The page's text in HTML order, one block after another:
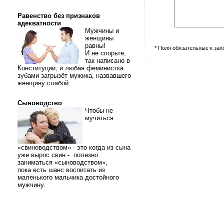
Равенство без признаков
адекватности
Мужчины и
женщины
равны!
И не спорьте,
так написано в
Конституции, и любая феминистка
зубами загрызёт мужика, назвавшего
женщину слабой.
Сыноводство
Чтобы не
мучиться
«свиноводством» - это когда из сына
уже вырос свин - полезно
заниматься «сыноводством»,
пока есть шанс воспитать из
маленького мальчика достойного
мужчину.
* Поля обязательные к